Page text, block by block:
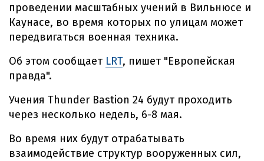
проведении масштабных учений в Вильнюсе и
Каунасе, во время которых по улицам может
передвигаться военная техника.
Об этом сообщает LRT, пишет "Европейская
правда".
Учения Thunder Bastion 24 будут проходить
через несколько недель, 6-8 мая.
Во время них будут отрабатывать
взаимодействие структур вооруженных сил,